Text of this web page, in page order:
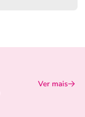
Ver mais